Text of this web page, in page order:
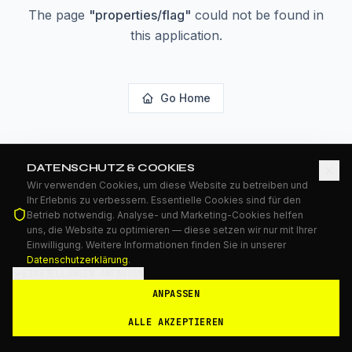
The page "properties/flag" could not be found in
this application.
Go Home
DATENSCHUTZ & COOKIES
Wir verwenden Cookies, um diese Website zu betreiben und
Ihr Erlebnis zu verbessern. Essentielle Cookies sind für den
Betrieb notwendig. Analyse- und Marketing-Cookies helfen
uns, die Website zu optimieren — diese setzen wir nur mit Ihrer
Einwilligung. Weitere Informationen finden Sie in unserer
Datenschutzerklärung.
ANPASSEN
ALLE AKZEPTIEREN